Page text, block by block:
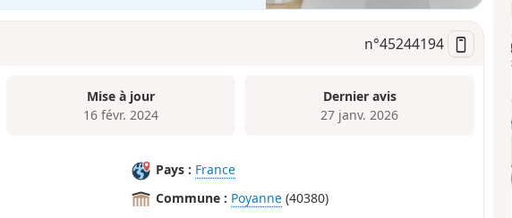
n°45244194
Mise à jour
16 févr. 2024
Dernier avis
27 janv. 2026
Pays : France
Commune : Poyanne (40380)